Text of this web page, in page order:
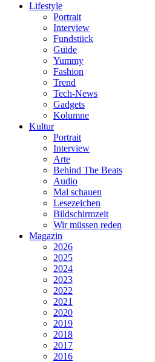
Lifestyle
Portrait
Interview
Fundstück
Guide
Yummy
Fashion
Trend
Tech-News
Gadgets
Kolumne
Kultur
Portrait
Interview
Arte
Behind The Beats
Audio
Mal schauen
Lesezeichen
Bildschirmzeit
Wir müssen reden
Magazin
2026
2025
2024
2023
2022
2021
2020
2019
2018
2017
2016